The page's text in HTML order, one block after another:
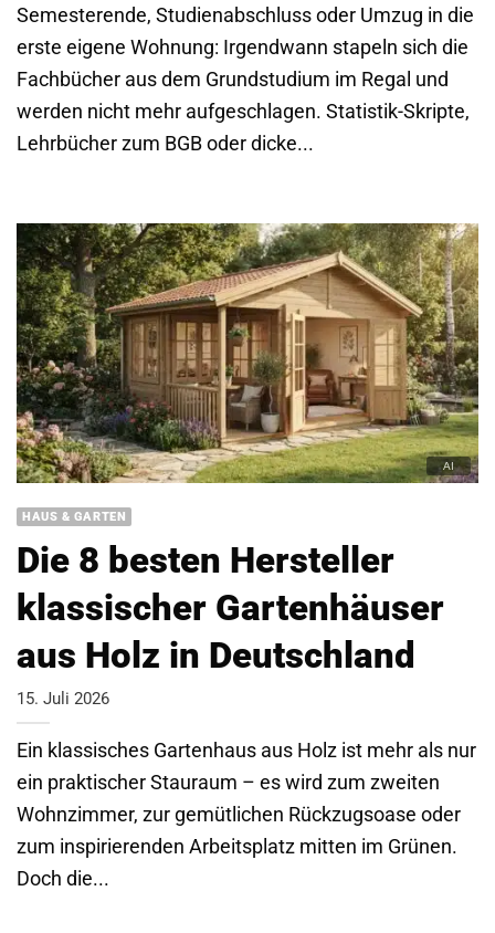
Semesterende, Studienabschluss oder Umzug in die
erste eigene Wohnung: Irgendwann stapeln sich die
Fachbücher aus dem Grundstudium im Regal und
werden nicht mehr aufgeschlagen. Statistik-Skripte,
Lehrbücher zum BGB oder dicke...
HAUS & GARTEN
Die 8 besten Hersteller
klassischer Gartenhäuser
aus Holz in Deutschland
15. Juli 2026
Ein klassisches Gartenhaus aus Holz ist mehr als nur
ein praktischer Stauraum – es wird zum zweiten
Wohnzimmer, zur gemütlichen Rückzugsoase oder
zum inspirierenden Arbeitsplatz mitten im Grünen.
Doch die...